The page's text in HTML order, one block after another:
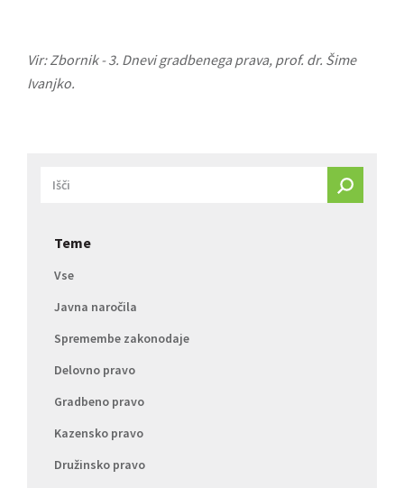
Vir: Zbornik - 3. Dnevi gradbenega prava, prof. dr. Šime
Ivanjko.
Teme
Vse
Javna naročila
Spremembe zakonodaje
Delovno pravo
Gradbeno pravo
Kazensko pravo
Družinsko pravo